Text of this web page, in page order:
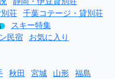
荘 千葉コテージ・貸別荘
スキー特集
民宿 お気に入り
秋田 宮城 山形 福島